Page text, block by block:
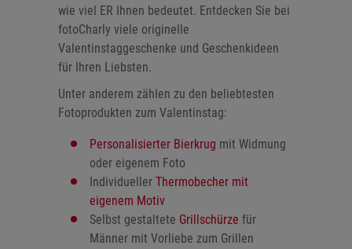
wie viel ER Ihnen bedeutet. Entdecken Sie bei
fotoCharly viele originelle
Valentinstaggeschenke und Geschenkideen
für Ihren Liebsten.
Unter anderem zählen zu den beliebtesten
Fotoprodukten zum Valentinstag:
Personalisierter Bierkrug mit Widmung
oder eigenem Foto
Individueller Thermobecher mit
eigenem Motiv
Selbst gestaltete Grillschürze für
Männer mit Vorliebe zum Grillen